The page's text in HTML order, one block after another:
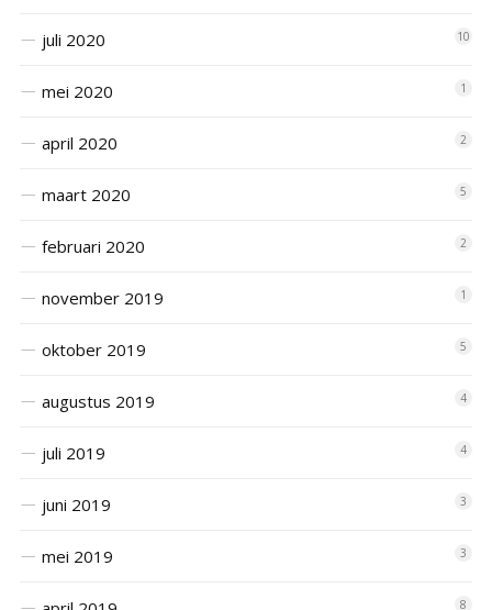
juli 2020 10
mei 2020 1
april 2020 2
maart 2020 5
februari 2020 2
november 2019 1
oktober 2019 5
augustus 2019 4
juli 2019 4
juni 2019 3
mei 2019 3
8